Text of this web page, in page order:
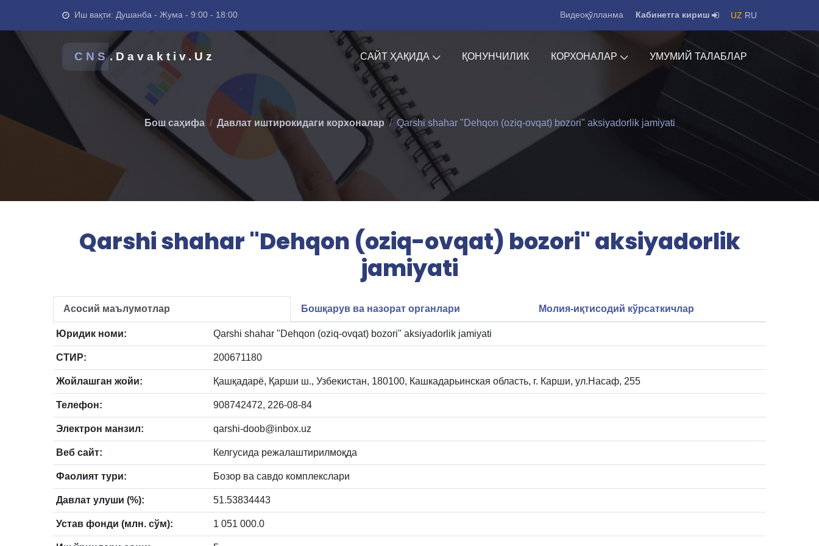
Иш вақти: Душанба - Жума - 9:00 - 18:00 Видеоқўлланма Кабинетга кириш UZ RU
CNS.Davaktiv.Uz САЙТ ҲАҚИДА ҚОНУНЧИЛИК КОРХОНАЛАР УМУМИЙ ТАЛАБЛАР
Бош саҳифа Давлат иштирокидаги корхоналар Qarshi shahar "Dehqon (oziq-ovqat) bozori" aksiyadorlik jamiyati
Qarshi shahar "Dehqon (oziq-ovqat) bozori" aksiyadorlik
jamiyati
Асосий маълумотлар Бошқарув ва назорат органлари Молия-иқтисодий кўрсаткичлар
Юридик номи: Qarshi shahar "Dehqon (oziq-ovqat) bozori" aksiyadorlik jamiyati
СТИР: 200671180
Жойлашган жойи: Қашқадарё, Қарши ш., Узбекистан, 180100, Кашкадарьинская область, г. Карши, ул.Насаф, 255
Телефон: 908742472, 226-08-84
Электрон манзил: qarshi-doob@inbox.uz
Веб сайт: Келгусида режалаштирилмоқда
Фаолият тури: Бозор ва савдо комплекслари
Давлат улуши (%): 51.53834443
Устав фонди (млн. сўм): 1 051 000.0